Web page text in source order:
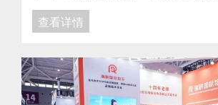
查看详情